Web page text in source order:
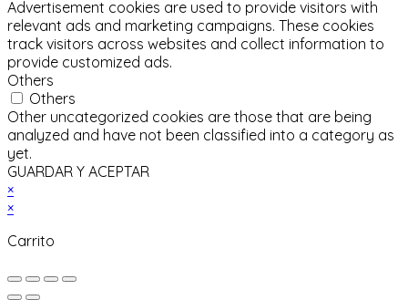
Advertisement cookies are used to provide visitors with
relevant ads and marketing campaigns. These cookies
track visitors across websites and collect information to
provide customized ads.
Others
Others
Other uncategorized cookies are those that are being
analyzed and have not been classified into a category as
yet.
GUARDAR Y ACEPTAR
×
×
Carrito